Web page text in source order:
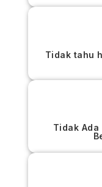
Tidak tahu
Tidak